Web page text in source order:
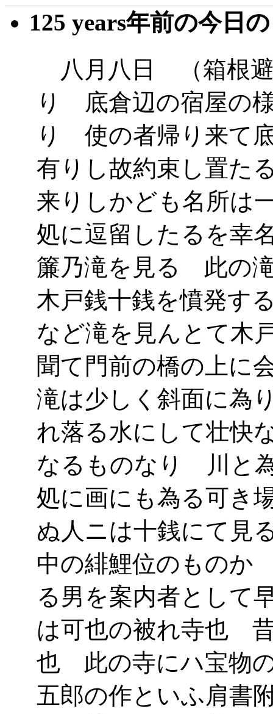
125 years年前の今日
八月八日 （箱根
り 底倉辺の宿屋の
り 使の者帰り来て
有りし故約束し置た
来りしかども名所は
処に逗留したるを幸
簾乃滝を見る 此の
木戸銭十銭を憤発す
など滝を見んとて木
聞て門前の橋の上に
滝は少しく斜面に為
れ落る水にして壮快
なるものなり 川と
処に画にも為る可き
ぬ人ニは十銭にて見
中の緋鯉位のものか
る男を案内者として
は可也の被れ寺也
也 此の寺にハ宝物
五郎の作といふ肩書